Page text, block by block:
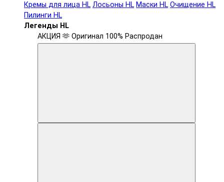
Кремы для лица HL Лосьоны HL Маски HL Очищение HL
Пилинги HL
Легенды HL
АКЦИЯ 🫶 Оригинал 100% Распродан